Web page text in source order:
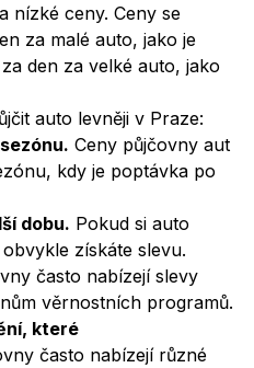
nízké ceny. Ceny se
za malé auto, jako je
den za velké auto, jako
auto levněji v Praze:
Ceny půjčovny aut
kdy je poptávka po
dobu. Pokud si auto
získáte slevu.
často nabízejí slevy
věrnostních programů.
které
často nabízejí různé